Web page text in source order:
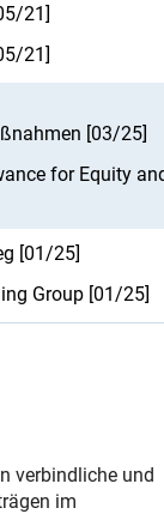
21]
21]
[03/25]
for Equity
[01/25]
Group [01/25]
verbindliche und
im